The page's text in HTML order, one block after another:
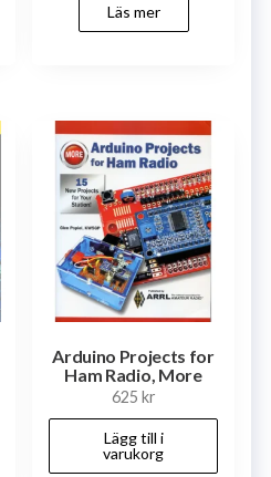
Läs mer
Arduino Projects for
Ham Radio, More
625 kr
Lägg till i
varukorg